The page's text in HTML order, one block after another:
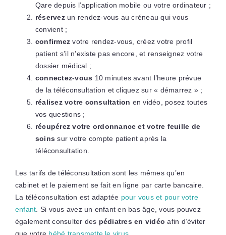
Qare depuis l’application mobile ou votre ordinateur ;
réservezun rendez-vous au créneau qui vous
convient ;
confirmez votre rendez-vous, créez votre profil
patient s’il n’existe pas encore, et renseignez votre
dossier médical ;
connectez-vous 10 minutes avant l’heure prévue
de la téléconsultation et cliquez sur « démarrez » ;
réalisez votre consultation en vidéo, posez toutes
vos questions ;
récupérez votre ordonnance et votre feuille de
soins sur votre compte patient après la
téléconsultation.
Les tarifs de téléconsultation sont les mêmes qu’en
cabinet et le paiement se fait en ligne par carte bancaire.
La téléconsultation est adaptée pour vous et pour votre
enfant . Si vous avez un enfant en bas âge, vous pouvez
également consulter des pédiatres en vidéo afin d’éviter
que votre bébé transmette le virus